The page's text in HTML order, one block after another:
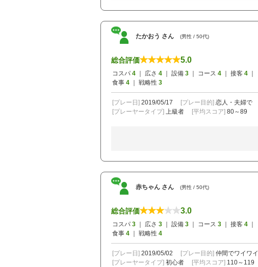
たかおう さん (男性 / 50代)
総合評価 5.0
コスパ 4 ｜ 広さ 4 ｜ 設備 3 ｜ コース 4 ｜ 接客 4
食事 4 ｜ 戦略性 3
[プレー日] 2019/05/17 [プレー目的] 恋人・夫婦で
[プレーヤータイプ] 上級者 [平均スコア] 80～89
赤ちゃん さん (男性 / 50代)
総合評価 3.0
コスパ 3 ｜ 広さ 3 ｜ 設備 3 ｜ コース 3 ｜ 接客 4
食事 4 ｜ 戦略性 4
[プレー日] 2019/05/02 [プレー目的] 仲間でワイワイ
[プレーヤータイプ] 初心者 [平均スコア] 110～119